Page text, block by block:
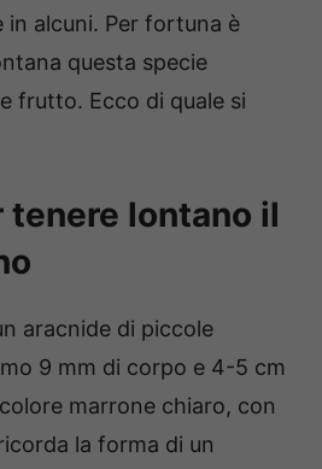
alcuni. Per fortuna è
questa specie
frutto. Ecco di quale si
lontano il
aracnide di piccole
9 mm di corpo e 4-5 cm
marrone chiaro, con
la forma di un